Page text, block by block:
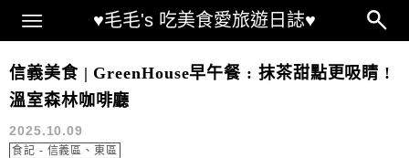
♥毛毛's 吃美食愛旅遊日誌♥
Main Menu
GreenHouse 早午餐 菜單
信義美食 | GreenHouse早午餐 : 抹茶甜點更吸睛 !
溫室森林咖啡廳
2025.10.09
食記 - 信義區、東區